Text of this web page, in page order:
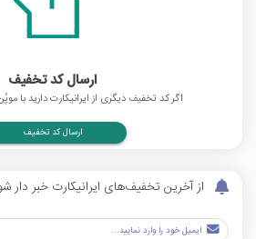
ارسال کد تخفیف
اگر کد تخفیف دیگری از ایرانیکارت دارید با
ارسال کد تخفیف
از آخرین تخفیف‌های ایرانیکارت خبر دار